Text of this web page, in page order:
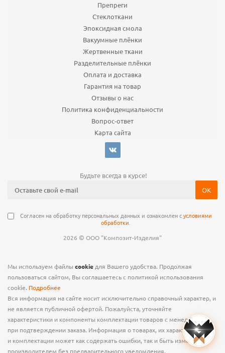
Препреги
Стеклоткани
Эпоксидная смола
Вакуумные плёнки
Жертвенные ткани
Разделительные плёнки
Оплата и доставка
Гарантия на товар
Отзывы о нас
Политика конфиденциальности
Вопрос-ответ
Карта сайта
Будьте всегда в курсе!
Согласен на обработку персональных данных и ознакомлен сусловиями
обработки
2026 © ООО "Композит-Изделия"
Мы используем файлы cookie для Вашего удобства. Продолжая
пользоваться сайтом, Вы соглашаетесь с политикой использования
cookie. Подробнее
Вся информация на сайте носит исключительно справочный характер, и
не является публичной офертой. Пожалуйста, уточняйте
характеристики и компоненты комплектации товаров с менеджером
при подтверждении заказа. Информация о товарах, их характеристиках
и комплектации может как содержать ошибки, так и быть изменена
производителем без предварительного уведомления.